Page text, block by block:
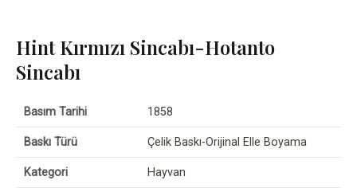
Hint Kırmızı Sincabı-Hotanto
Sincabı
Basım Tarihi 1858
Baskı Türü Çelik Baskı-Orijinal Elle Boyama
Kategori Hayvan